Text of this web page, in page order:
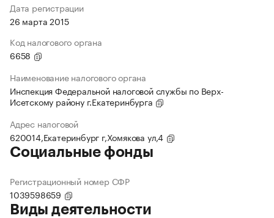
Дата регистрации
26 марта 2015
Код налогового органа
6658
Наименование налогового органа
Инспекция Федеральной налоговой службы по Верх-
Исетскому району г.Екатеринбурга
Адрес налоговой
620014,Екатеринбург г,Хомякова ул,4
Социальные фонды
Регистрационный номер СФР
1039598659
Виды деятельности